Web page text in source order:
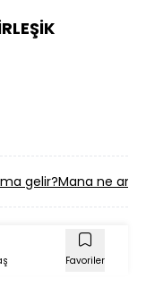
gelir?Mana ne
Favoriler